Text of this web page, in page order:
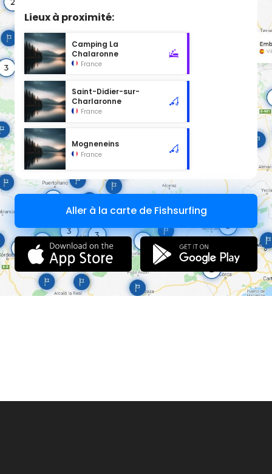
Lieux à proximité:
Camping La
Chalaronne
France
Saint-Didier-sur-
Charlaronne
France
Mogneneins
France
Aller à la carte de Fishsurfing